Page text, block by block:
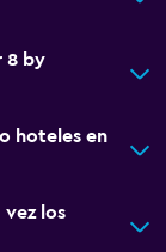
8 by
hoteles en
los